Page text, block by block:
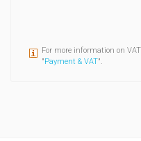
For more information on
"Payment & VAT".